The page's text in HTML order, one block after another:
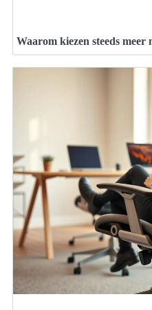
Waarom kiezen steeds meer